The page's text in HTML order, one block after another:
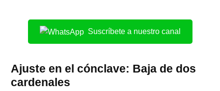
Suscríbete a nuestro canal
Ajuste en el cónclave: Baja de dos
cardenales